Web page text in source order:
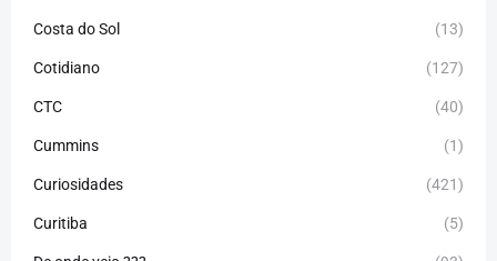
Costa do Sol (13)
Cotidiano (127)
CTC (40)
Cummins (1)
Curiosidades (421)
Curitiba (5)